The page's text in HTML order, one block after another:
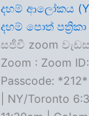
දහම් ආලෝකය
දහම් පොත්
සජීවී zoom
Zoom : Zoom
Passcode: *212*
| NY/Toronto